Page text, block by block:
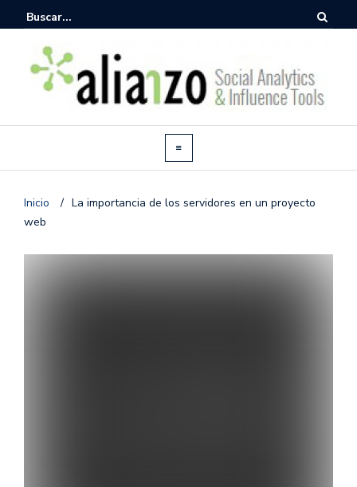
Inicio / La importancia de los servidores en un proyecto
web